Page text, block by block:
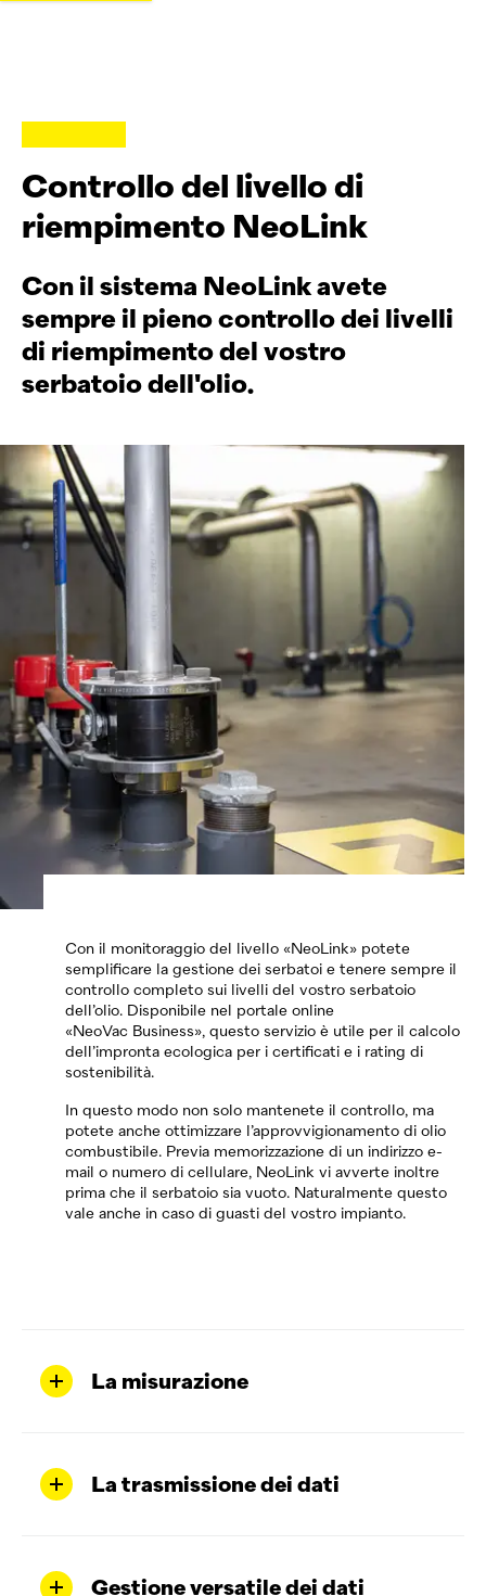
Controllo del livello di
riempimento NeoLink
Con il sistema NeoLink avete
sempre il pieno controllo dei livelli
di riempimento del vostro
serbatoio dell'olio.
Con il monitoraggio del livello «NeoLink» potete
semplificare la gestione dei serbatoi e tenere sempre il
controllo completo sui livelli del vostro serbatoio
dell’olio. Disponibile nel portale online
«NeoVac Business», questo servizio è utile per il calcolo
dell’impronta ecologica per i certificati e i rating di
sostenibilità.
In questo modo non solo mantenete il controllo, ma
potete anche ottimizzare l’approvvigionamento di olio
combustibile. Previa memorizzazione di un indirizzo e-
mail o numero di cellulare, NeoLink vi avverte inoltre
prima che il serbatoio sia vuoto. Naturalmente questo
vale anche in caso di guasti del vostro impianto.
La misurazione
La trasmissione dei dati
Gestione versatile dei dati